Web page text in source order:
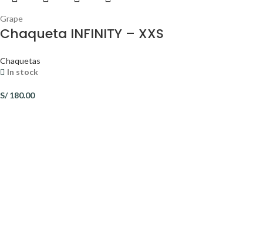
Grape
Chaqueta INFINITY – XXS
Chaquetas
In stock
S/180.00